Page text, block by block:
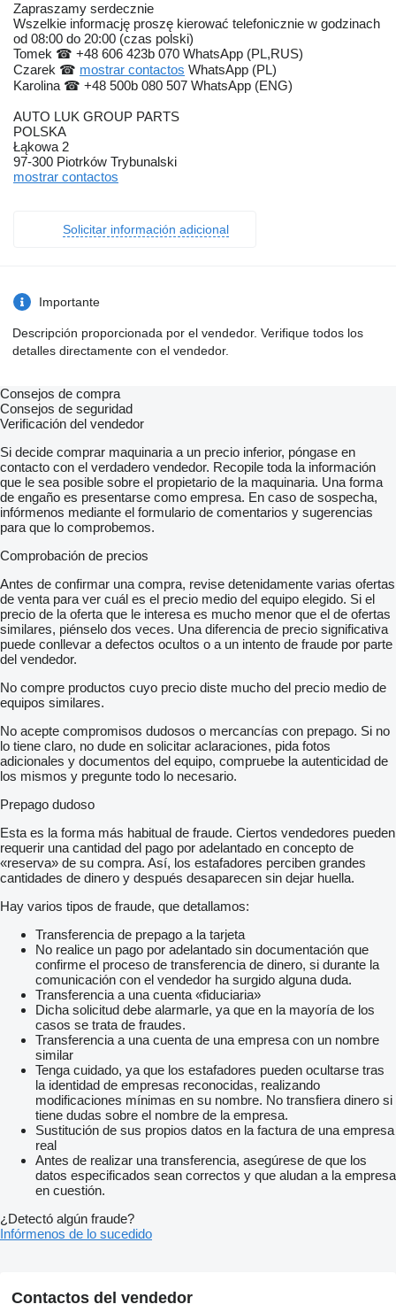
Zapraszamy serdecznie
Wszelkie informację proszę kierować telefonicznie w godzinach
od 08:00 do 20:00 (czas polski)
Tomek ☎ +48 606 423b 070 WhatsApp (PL,RUS)
Czarek ☎ ‪ mostrar contactos ‬ WhatsApp (PL)
Karolina ☎ +48 500b 080 507 WhatsApp (ENG)
AUTO LUK GROUP PARTS
POLSKA
Łąkowa 2
97-300 Piotrków Trybunalski
mostrar contactos
Solicitar información adicional
Importante
Descripción proporcionada por el vendedor. Verifique todos los
detalles directamente con el vendedor.
Consejos de compra
Consejos de seguridad
Verificación del vendedor
Si decide comprar maquinaria a un precio inferior, póngase en
contacto con el verdadero vendedor. Recopile toda la información
que le sea posible sobre el propietario de la maquinaria. Una forma
de engaño es presentarse como empresa. En caso de sospecha,
infórmenos mediante el formulario de comentarios y sugerencias
para que lo comprobemos.
Comprobación de precios
Antes de confirmar una compra, revise detenidamente varias ofertas
de venta para ver cuál es el precio medio del equipo elegido. Si el
precio de la oferta que le interesa es mucho menor que el de ofertas
similares, piénselo dos veces. Una diferencia de precio significativa
puede conllevar a defectos ocultos o a un intento de fraude por parte
del vendedor.
No compre productos cuyo precio diste mucho del precio medio de
equipos similares.
No acepte compromisos dudosos o mercancías con prepago. Si no
lo tiene claro, no dude en solicitar aclaraciones, pida fotos
adicionales y documentos del equipo, compruebe la autenticidad de
los mismos y pregunte todo lo necesario.
Prepago dudoso
Esta es la forma más habitual de fraude. Ciertos vendedores pueden
requerir una cantidad del pago por adelantado en concepto de
«reserva» de su compra. Así, los estafadores perciben grandes
cantidades de dinero y después desaparecen sin dejar huella.
Hay varios tipos de fraude, que detallamos:
Transferencia de prepago a la tarjeta
No realice un pago por adelantado sin documentación que
confirme el proceso de transferencia de dinero, si durante la
comunicación con el vendedor ha surgido alguna duda.
Transferencia a una cuenta «fiduciaria»
Dicha solicitud debe alarmarle, ya que en la mayoría de los
casos se trata de fraudes.
Transferencia a una cuenta de una empresa con un nombre
similar
Tenga cuidado, ya que los estafadores pueden ocultarse tras
la identidad de empresas reconocidas, realizando
modificaciones mínimas en su nombre. No transfiera dinero si
tiene dudas sobre el nombre de la empresa.
Sustitución de sus propios datos en la factura de una empresa
real
Antes de realizar una transferencia, asegúrese de que los
datos especificados sean correctos y que aludan a la empresa
en cuestión.
¿Detectó algún fraude?
Infórmenos de lo sucedido
Contactos del vendedor